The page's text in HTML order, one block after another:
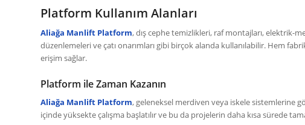
Platform Kullanım Alanları
Aliağa Manlift Platform, dış cephe temizlikleri, raf montajları, elektrik-
düzenlemeleri ve çatı onarımları gibi birçok alanda kullanılabilir. Hem
erişim sağlar.
Platform ile Zaman Kazanın
Aliağa Manlift Platform, geleneksel merdiven veya iskele sistemlerine
içinde yüksekte çalışma başlatılır ve bu da projelerin daha kısa sürede